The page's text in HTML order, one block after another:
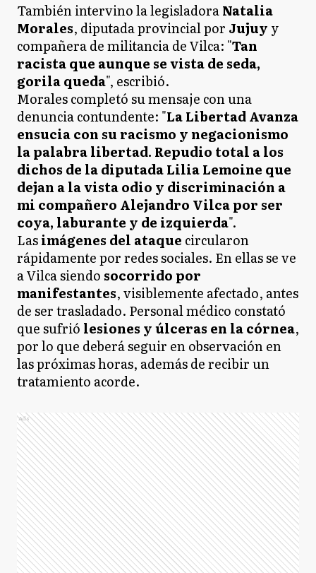
También intervino la legisladoraNatalia
Morales, diputada provincial por Jujuy y
compañera de militancia de Vilca: "Tan
racista que aunque se vista de seda,
gorila queda", escribió.
Morales completó su mensaje con una
denuncia contundente: "La Libertad Avanza
ensucia con su racismo y negacionismo
la palabra libertad. Repudio total a los
dichos de la diputada Lilia Lemoine que
dejan a la vista odio y discriminación a
mi compañero Alejandro Vilca por ser
coya, laburante y de izquierda".
Lasimágenes del ataque circularon
rápidamente por redes sociales. En ellas se ve
a Vilca siendo socorrido por
manifestantes, visiblemente afectado, antes
de ser trasladado. Personal médico constató
que sufrió lesiones y úlceras en la córnea,
por lo que deberá seguir en observación en
las próximas horas, además de recibir un
tratamiento acorde.
Ads